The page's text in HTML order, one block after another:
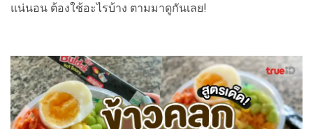
แน่นอน ต้องใช้อะไรบ้าง ตามมาดูกันเลย!